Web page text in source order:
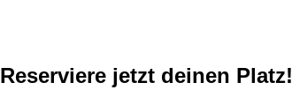
Reserviere jetzt deinen Platz!